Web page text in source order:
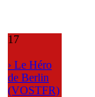
17
› Le Héro
de Berlin
(VOSTFR)